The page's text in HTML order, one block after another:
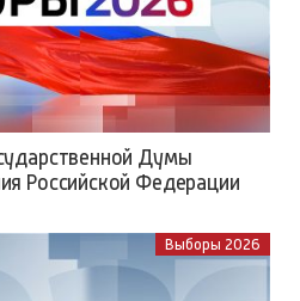
Думы
Российской Федерации
Выборы 2026